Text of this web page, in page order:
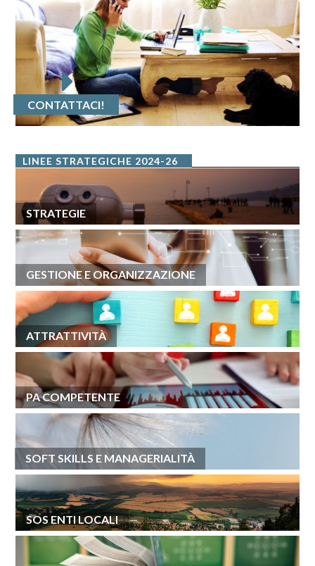
CONTATTACI!
LINEE STRATEGICHE 2024-26
STRATEGIE
GESTIONE E ORGANIZZAZIONE
ATTRATTIVITÀ
PA COMPETENTE
SOFT SKILLS E MANAGERIALITÀ
SOS ENTI LOCALI